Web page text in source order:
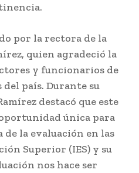
por la rectora de la
quien agradeció la
y funcionarios de
país. Durante su
destacó que este
única para
la evaluación en las
Superior (IES) y su
nos hace ser